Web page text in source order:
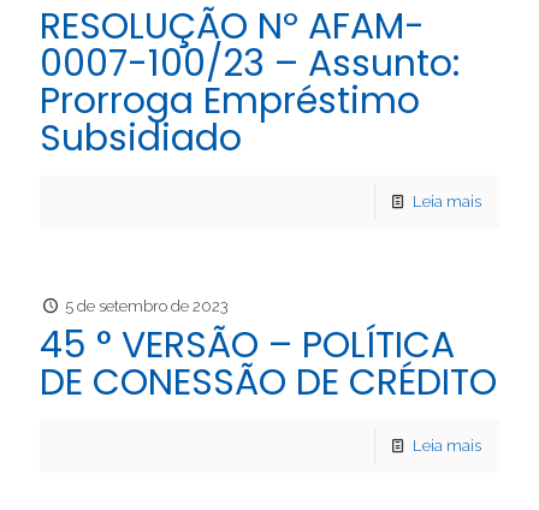
RESOLUÇÃO Nº AFAM-
0007-100/23 – Assunto:
Prorroga Empréstimo
Subsidiado
Leia mais
5 de setembro de 2023
45 ° VERSÃO – POLÍTICA
DE CONESSÃO DE CRÉDITO
Leia mais